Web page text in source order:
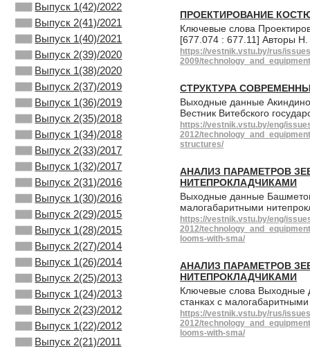
Выпуск 1(42)/2022
Выпуск 2(41)/2021
Выпуск 1(40)/2021
Выпуск 2(39)/2020
Выпуск 1(38)/2020
Выпуск 2(37)/2019
Выпуск 1(36)/2019
Выпуск 2(35)/2018
Выпуск 1(34)/2018
Выпуск 2(33)/2017
Выпуск 1(32)/2017
Выпуск 2(31)/2016
Выпуск 1(30)/2016
Выпуск 2(29)/2015
Выпуск 1(28)/2015
Выпуск 2(27)/2014
Выпуск 1(26)/2014
Выпуск 2(25)/2013
Выпуск 1(24)/2013
Выпуск 2(23)/2012
Выпуск 1(22)/2012
Выпуск 2(21)/2011
ПРОЕКТИРОВАНИЕ
Ключевые слова
[677.074 : 677.11] Авторы
https://vestnik.vstu.by/rus/
2009/
СТРУКТУРА
Выходные данные
Вестник Витебского
https://vestnik.vstu.by/eng/
2012/
structures/
АНАЛИЗ ПАРАМЕТРОВ
НИТЕПРОКЛАДЧИКАМИ
Выходные данные
малогабаритными
https://vestnik.vstu.by/eng/
2012/
looms-with-sma/
АНАЛИЗ ПАРАМЕТРОВ
НИТЕПРОКЛАДЧИКАМИ
Ключевые слова Выходные
станках с
https://vestnik.vstu.by/rus/
2012/
looms-with-sma/